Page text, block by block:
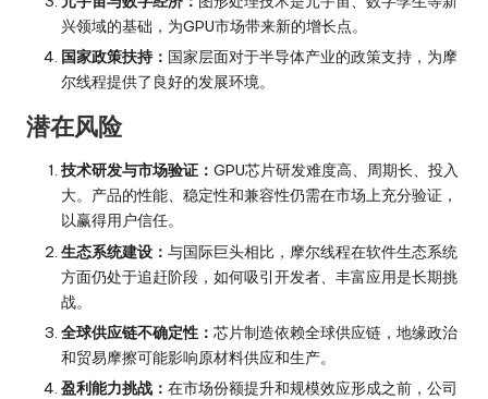
兴领域的基础，为GPU市场带来新的增长点。
国家政策扶持： 国家层面对于半导体产业的政策支持，为摩
尔线程提供了良好的发展环境。
潜在风险
技术研发与市场验证： GPU芯片研发难度高、周期长、投入
大。产品的性能、稳定性和兼容性仍需在市场上充分验证，
以赢得用户信任。
生态系统建设： 与国际巨头相比，摩尔线程在软件生态系统
方面仍处于追赶阶段，如何吸引开发者、丰富应用是长期挑
战。
全球供应链不确定性： 芯片制造依赖全球供应链，地缘政治
和贸易摩擦可能影响原材料供应和生产。
盈利能力挑战： 在市场份额提升和规模效应形成之前，公司